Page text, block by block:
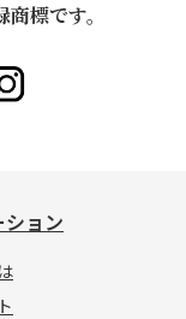
標です。
ョン